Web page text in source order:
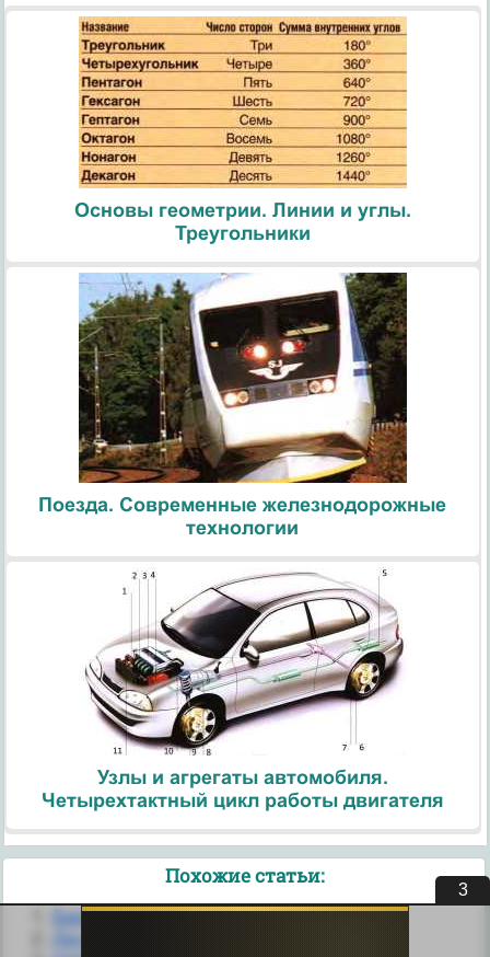
Основы геометрии. Линии и углы.
Треугольники
Поезда. Современные железнодорожные
технологии
Узлы и агрегаты автомобиля.
Четырехтактный цикл работы двигателя
Похожие статьи:
Барабанные вакуум-фильтры
Двухроторные смесители
3